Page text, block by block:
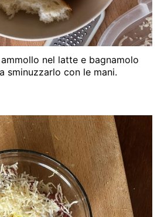
nel latte e bagnamolo
sminuzzarlo con le mani.